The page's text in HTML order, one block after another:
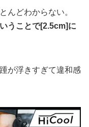
んどわからない。
うことで[2.5cm]に
が浮きすぎて違和感